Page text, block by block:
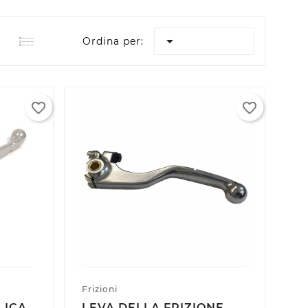
Ordina per: 
favorite_border
Frizioni
favorite_border